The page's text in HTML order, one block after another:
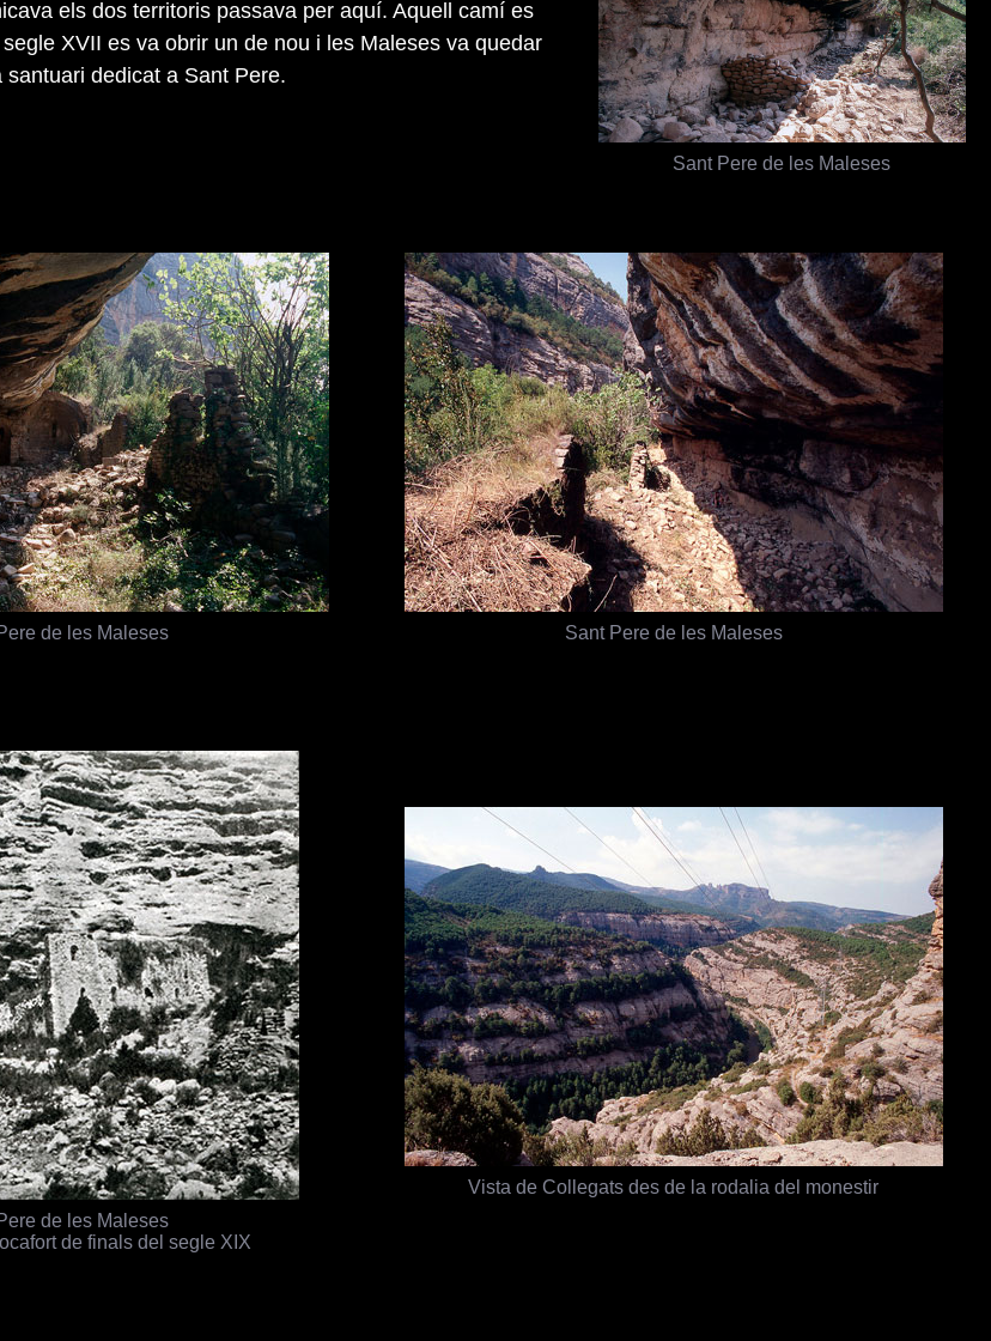
els dos territoris passava per aquí. Aquell camí es
XVII es va obrir un de nou i les Maleses va quedar
dedicat a Sant Pere.
Sant Pere de les Maleses
de les Maleses Sant Pere de les Maleses
de les Maleses
de finals del segle XIX
Vista de Collegats des de la rodalia del monestir